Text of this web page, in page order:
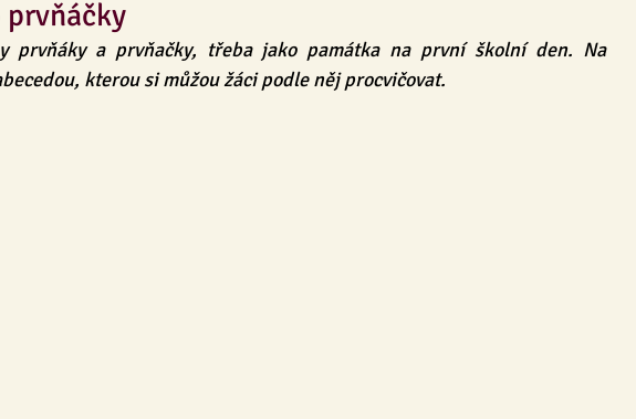
Třída MŠ Na DOMA Knihy & Básničky & Čtení
prvňáčky
prvňáky a prvňačky, třeba jako památka na první školní den. Na
kterou si můžou žáci podle něj procvičovat.